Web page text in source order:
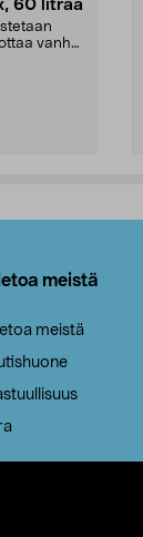
60 litraa
vanha
meistä
meistä